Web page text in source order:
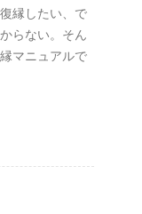
縁したい、で
らない。そん
マニュアルで